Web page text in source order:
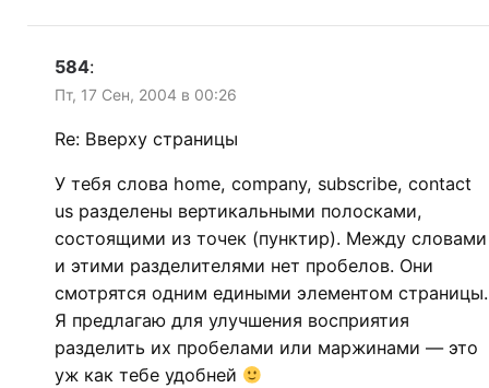
584:
Пт, 17 Сен, 2004 в 00:26
Re: Вверху страницы
У тебя слова home, company, subscribe, contact
us разделены вертикальными полосками,
состоящими из точек (пунктир). Между словами
и этими разделителями нет пробелов. Они
смотрятся одним едиными элементом страницы.
Я предлагаю для улучшения восприятия
разделить их пробелами или маржинами — это
уж как тебе удобней